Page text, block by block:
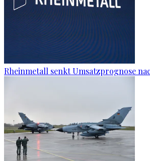
Rheinmetall senkt Umsatzprognose